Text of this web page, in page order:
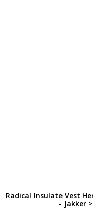
Radical Insulate Vest
- Jakker